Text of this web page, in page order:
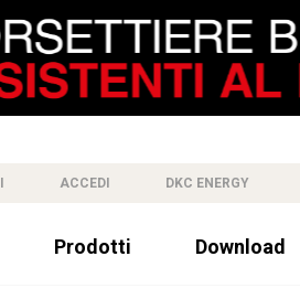
ACCEDI DKC ENERGY
Prodotti Download